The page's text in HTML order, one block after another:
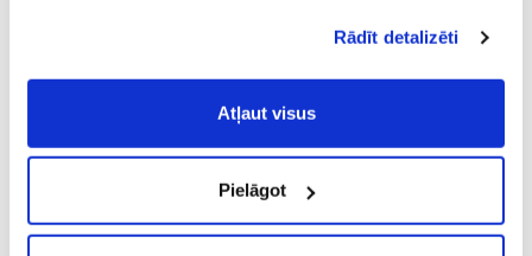
Vispārīgiem vietnes lietošanas
noteikumiem(saīsināti - VVLN).
Rādīt detalizēti
Atļaut visus
Pielāgot